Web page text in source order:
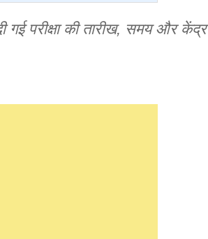
गई परीक्षा की तारीख, समय और केंद्र